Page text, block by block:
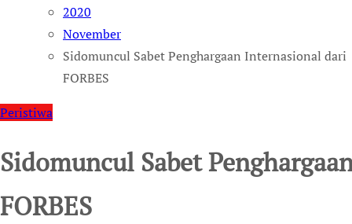
2020
November
Sidomuncul Sabet Penghargaan Internasional dari
FORBES
Peristiwa
Sidomuncul Sabet
FORBES